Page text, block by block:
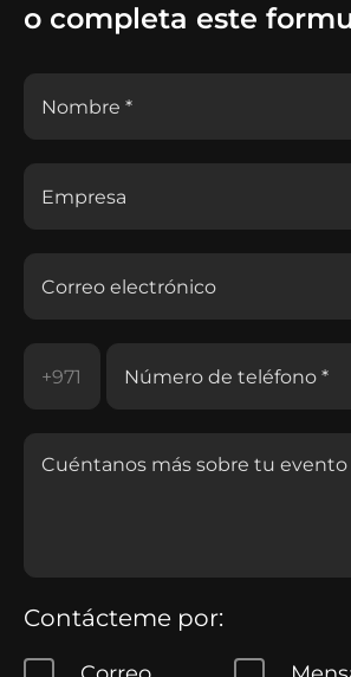
o completa este
Contácteme por: